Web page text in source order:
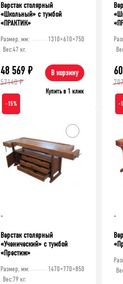
Верстак столярный
«Школьный» с тумбой
«ПРАКТИК»
Размер, мм:
1310×610×750
Вес:47 кг.
48 569 ₽
57140 ₽
В корзину
Купить в 1 клик
-15%
-
Верстак столярный
«Ученический» c тумбой
«Престиж»
Размер, мм:
1470×770×850
Вес:79 кг.
-
-